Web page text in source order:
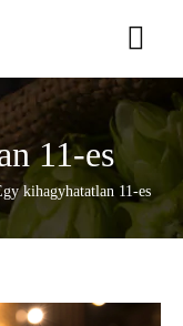
11-es
kihagyhatatlan 11-es